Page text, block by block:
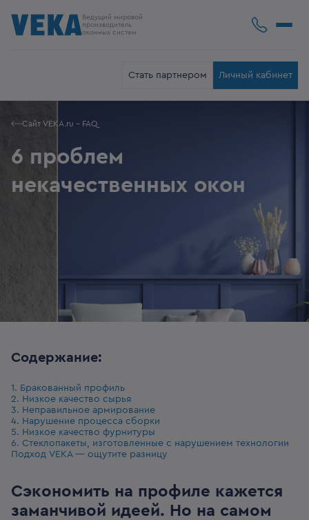
Ведущий мировой
производитель
оконных систем
Стать партнером Личный кабинет
Сайт VEKA.ru - FAQ
6 проблем
некачественных окон
Содержание:
1. Бракованный профиль
2. Низкое качество сырья
3. Неправильное армирование
4. Нарушение процесса сборки
5. Низкое качество фурнитуры
6. Стеклопакеты, изготовленные с нарушением технологии
Подход VEKA — ощутите разницу
Сэкономить на профиле кажется
заманчивой идеей. Но на самом